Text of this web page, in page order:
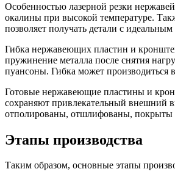
Особенностью лазерной резки
окалины при высокой температуре.
позволяет получать детали с
Гибка нержавеющих пластин и
пружинение металла после снятия
пуансоны. Гибка может
Готовые нержавеющие пластины и
сохраняют привлекательный внешний
отполированы, отшлифованы,
Этапы производства
Таким образом, основные этапы